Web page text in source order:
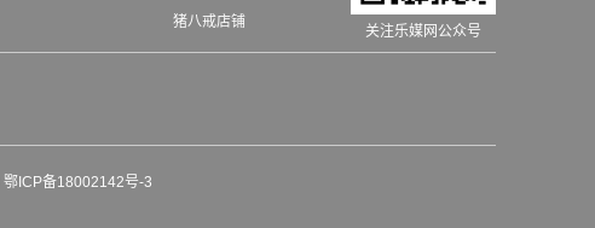
猪八戒店铺
关注乐媒网公众号
鄂ICP备18002142号-3